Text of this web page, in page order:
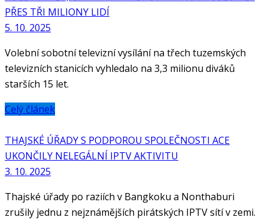
PŘES TŘI MILIONY LIDÍ
5. 10. 2025
Volební sobotní televizní vysílání na třech tuzemských
televizních stanicích vyhledalo na 3,3 milionu diváků
starších 15 let.
Celý článek
THAJSKÉ ÚŘADY S PODPOROU SPOLEČNOSTI ACE
UKONČILY NELEGÁLNÍ IPTV AKTIVITU
3. 10. 2025
Thajské úřady po raziích v Bangkoku a Nonthaburi
zrušily jednu z nejznámějších pirátských IPTV sítí v zemi.